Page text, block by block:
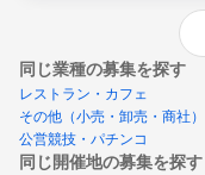
同じ業種の募集を探す
レストラン・カフェ
その他（小売・卸売・商社）
公営競技・パチンコ
同じ開催地の募集を探す